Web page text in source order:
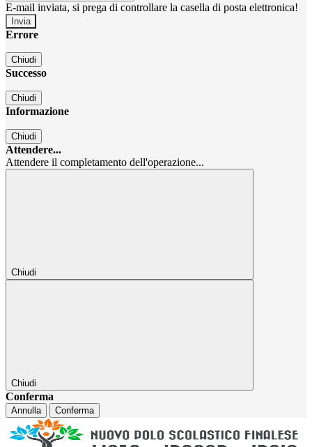
E-mail inviata, si prega di controllare la casella di posta elettronica!
Errore
Chiudi
Successo
Chiudi
Informazione
Chiudi
Attendere...
Attendere il completamento dell'operazione...
Chiudi
Chiudi
Conferma
Annulla Conferma